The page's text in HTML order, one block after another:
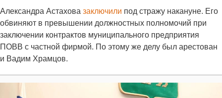
Александра Астахова заключили под стражу накануне. Его
обвиняют в превышении должностных полномочий при
заключении контрактов муниципального предприятия
ПОВВ с частной фирмой. По этому же делу был арестован
и Вадим Храмцов.